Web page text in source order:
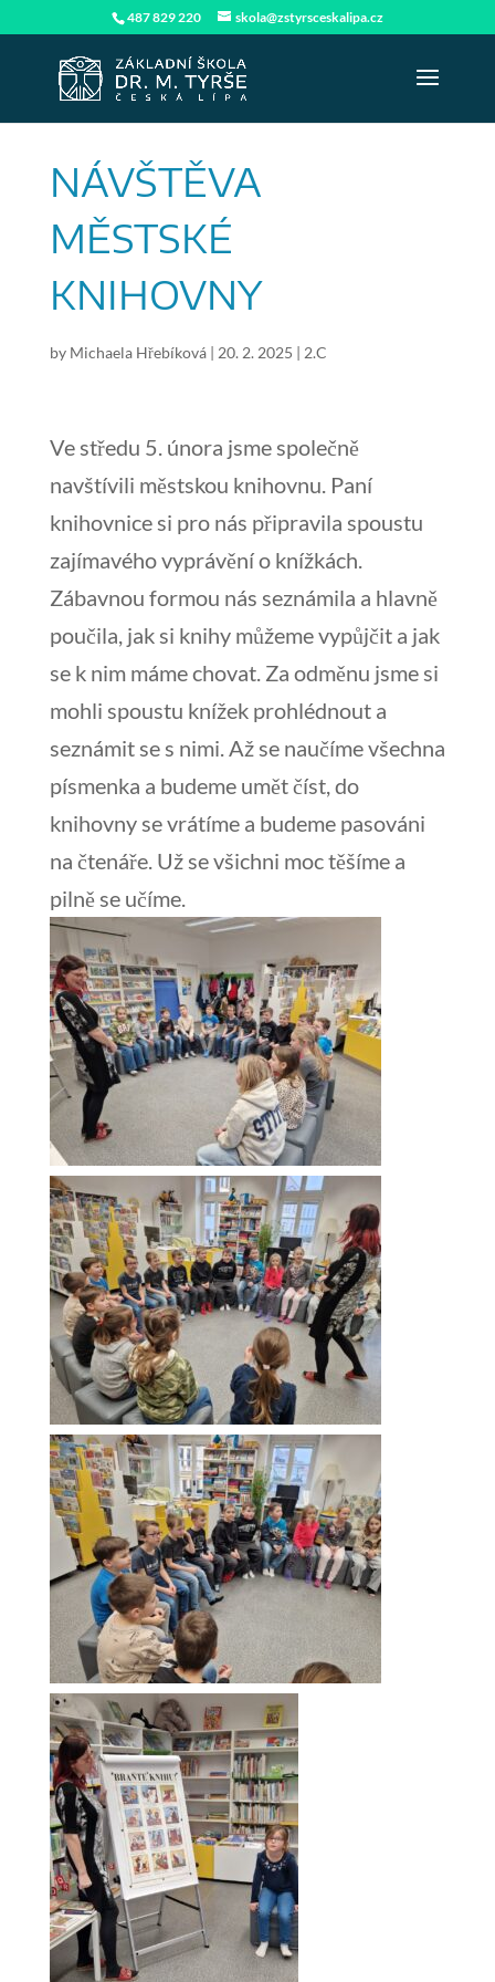
487 829 220 skola@zstyrsceskalipa.cz
NÁVŠTĚVA
MĚSTSKÉ
KNIHOVNY
by Michaela Hřebíková| 20. 2. 2025 | 2.C
Ve středu 5. února jsme společně
navštívili městskou knihovnu. Paní
knihovnice si pro nás připravila spoustu
zajímavého vyprávění o knížkách.
Zábavnou formou nás seznámila a hlavně
poučila, jak si knihy můžeme vypůjčit a jak
se k nim máme chovat. Za odměnu jsme si
mohli spoustu knížek prohlédnout a
seznámit se s nimi. Až se naučíme všechna
písmenka a budeme umět číst, do
knihovny se vrátíme a budeme pasováni
na čtenáře. Už se všichni moc těšíme a
pilně se učíme.